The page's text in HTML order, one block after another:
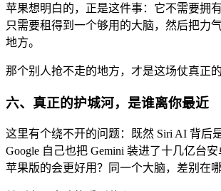
苹果想明白的，正是这件事：它不需要拥
只需要租得到一个够用的大脑，然后把力
地方。
那个别人抢不走的地方，才是这场仗真正的
六、真正的护城河，是谁离你最近
这里有个绕不开的问题：既然 Siri AI 背后
Google 自己也把 Gemini 装进了十几亿台
苹果版的会更好用？同一个大脑，差别在哪